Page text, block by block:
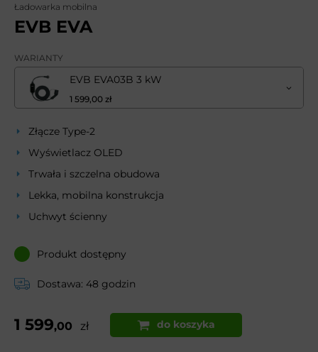
Ładowarka mobilna
EVB EVA
WARIANTY
EVB EVA03B 3 kW
1 599,00 zł
Złącze Type-2
Wyświetlacz OLED
Trwała i szczelna obudowa
Lekka, mobilna konstrukcja
Uchwyt ścienny
Produkt dostępny
Dostawa: 48 godzin
1 599,00 zł do koszyka